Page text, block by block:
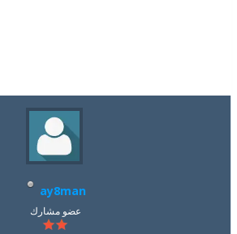
ay8man
عضو مشارك